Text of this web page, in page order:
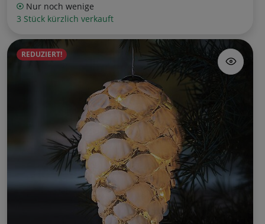
Nur noch wenige
3 Stück kürzlich verkauft
REDUZIERT!